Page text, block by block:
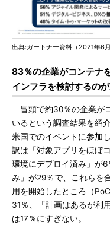
出典:ガートナー資料（2021年6月
83％の企業がコンテナ
インフラを検討するの
冒頭で約30％の企業が
いるという調査結果を紹
米国でのイベントに参加
訳は「対象アプリをほぼ
環境にデプロイ済み」が
み」が29％で、これらを
用を開始したところ（
31％、「計画はあるが利
は17％にすぎない。